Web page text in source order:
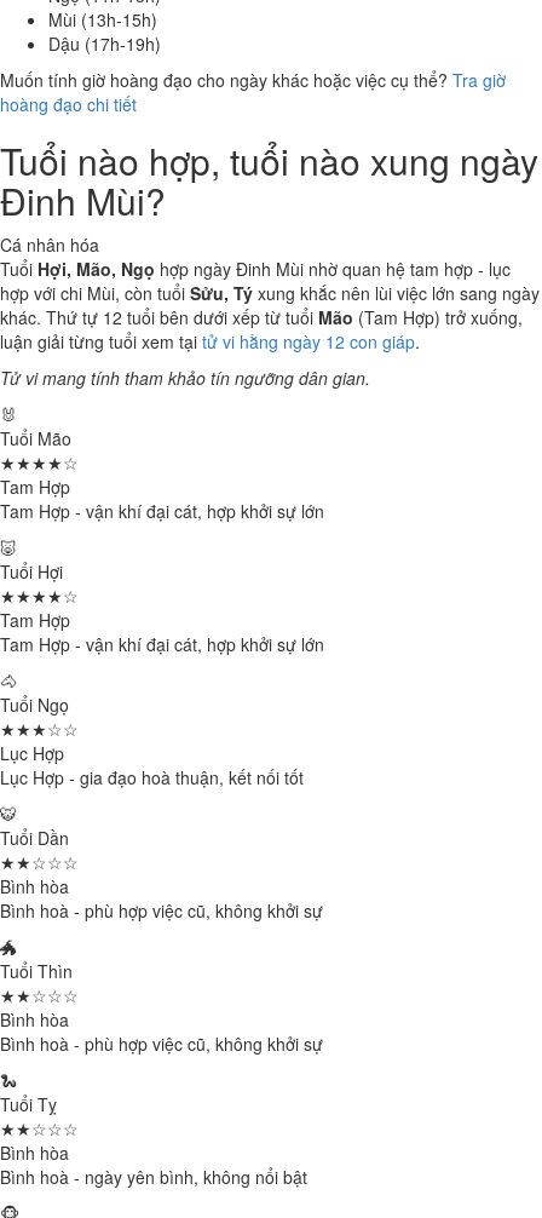
Mùi (13h-15h)
Dậu (17h-19h)
Muốn tính giờ hoàng đạo cho ngày khác hoặc việc cụ thể? Tra giờ
hoàng đạo chi tiết
Tuổi nào hợp, tuổi nào xung ngày
Đinh Mùi?
Cá nhân hóa
Tuổi Hợi, Mão, Ngọ hợp ngày Đinh Mùi nhờ quan hệ tam hợp - lục
hợp với chi Mùi, còn tuổi Sửu, Tý xung khắc nên lùi việc lớn sang ngày
khác. Thứ tự 12 tuổi bên dưới xếp từ tuổi Mão (Tam Hợp) trở xuống,
luận giải từng tuổi xem tại tử vi hằng ngày 12 con giáp.
Tử vi mang tính tham khảo tín ngưỡng dân gian.
🐰
Tuổi Mão
★★★★☆
Tam Hợp
Tam Hợp - vận khí đại cát, hợp khởi sự lớn
🐷
Tuổi Hợi
★★★★☆
Tam Hợp
Tam Hợp - vận khí đại cát, hợp khởi sự lớn
🐴
Tuổi Ngọ
★★★☆☆
Lục Hợp
Lục Hợp - gia đạo hoà thuận, kết nối tốt
🐯
Tuổi Dần
★★☆☆☆
Bình hòa
Bình hoà - phù hợp việc cũ, không khởi sự
🐲
Tuổi Thìn
★★☆☆☆
Bình hòa
Bình hoà - phù hợp việc cũ, không khởi sự
🐍
Tuổi Tỵ
★★☆☆☆
Bình hòa
Bình hoà - ngày yên bình, không nổi bật
🐵